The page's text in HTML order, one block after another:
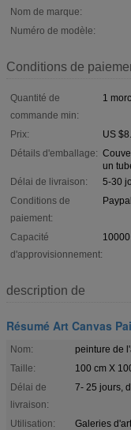
Nom de marque:
Numéro de modèle:
Conditions de
Quantité de
commande min:
1
Prix:
US
Détails d'emballage:
un
Délai de livraison:
5-30
Conditions de
paiement:
Capacité
d'approvisionnement:
description de
Résumé Art Canvas
Nom:
peinture de
Taille:
100 cm X
Délai de
livraison:
7- 25 jours,
Utilisation:
Galeries